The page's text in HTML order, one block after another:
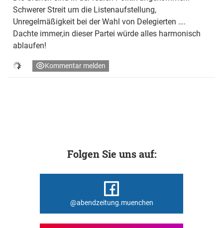
Schwerer Streit um die Listenaufstellung,
Unregelmäßigkeit bei der Wahl von Delegierten ….
Dachte immer,in dieser Partei würde alles harmonisch
ablaufen!
Kommentar melden
Folgen Sie uns auf:
@abendzeitung.muenchen